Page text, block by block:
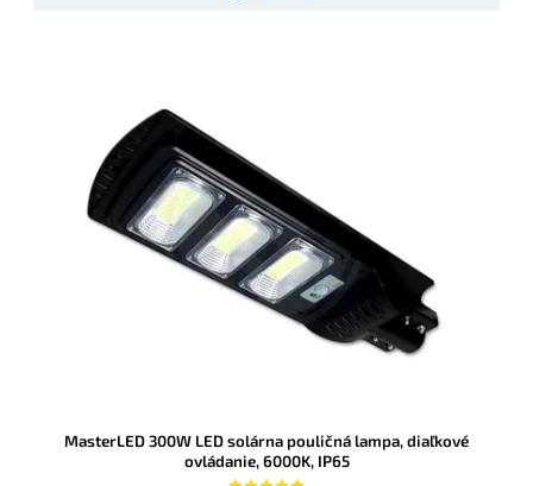
MasterLED 300W LED solárna pouličná lampa, diaľkové
ovládanie, 6000K, IP65